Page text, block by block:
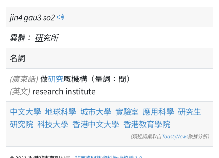
jin4gau3so2
異體： 硏究所
名詞
(廣東話) 做研究嘅機構（量詞：間）
(英文) research institute
中文大學 地球科學 城市大學 實驗室 應用科學 研究生
研究院 科技大學 香港中文大學 香港教育學院
(類近詞彙取自ToastyNews數據分析)